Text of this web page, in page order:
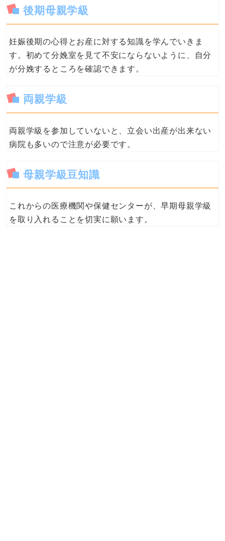
後期母親学級
妊娠後期の心得とお産に対する知識を学んでいきま
す。初めて分娩室を見て不安にならないように、自分
が分娩するところを確認できます。
両親学級
両親学級を参加していないと、立会い出産が出来ない
病院も多いので注意が必要です。
母親学級豆知識
これからの医療機関や保健センターが、早期母親学級
を取り入れることを切実に願います。